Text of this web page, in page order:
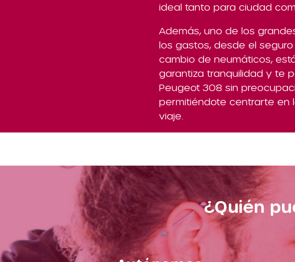
ideal tanto para ciudad
Además, uno de los
los gastos, desde el
cambio de neumáticos,
garantiza tranquilidad y te
Peugeot 308 sin
permitiéndote centrarte en
viaje.
¿Quién